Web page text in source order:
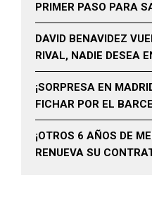
PRIMER PASO PARA
DAVID BENAVIDEZ
RIVAL, NADIE DESEA
¡SORPRESA EN
FICHAR POR EL
¡OTROS 6 AÑOS DE
RENUEVA SU